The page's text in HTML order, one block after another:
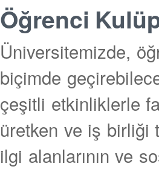
Öğrenci
Üniversitemizde,
biçimde
çeşitli etkinliklerle
üretken ve iş birliği
ilgi alanlarının ve